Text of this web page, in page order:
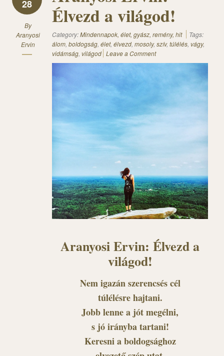
28
By
Aranyosi
Ervin
Élvezd a világod!
Category:Mindennapok, élet, gyász, remény, hit
Tags:
álom, boldogság, élet, élvezd, mosoly, szív, túlélés, vágy,
vidámság, világod Leave a Comment
Aranyosi Ervin: Élvezd a
világod!
Nem igazán szerencsés cél
túlélésre hajtani.
Jobb lenne a jót megélni,
s jó irányba tartani!
Keresni a boldogsághoz